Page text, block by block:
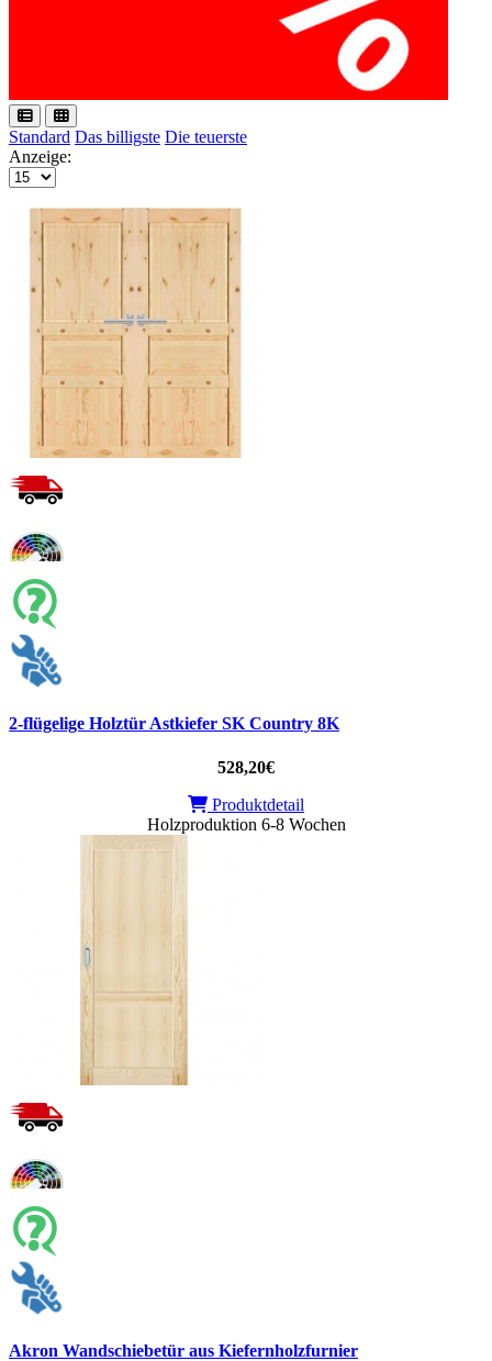
Standard Das billigste Die teuerste
Anzeige:
2-flügelige Holztür Astkiefer SK Country 8K
528,20€
Produktdetail
Holzproduktion 6-8 Wochen
Akron Wandschiebetür aus Kiefernholzfurnier